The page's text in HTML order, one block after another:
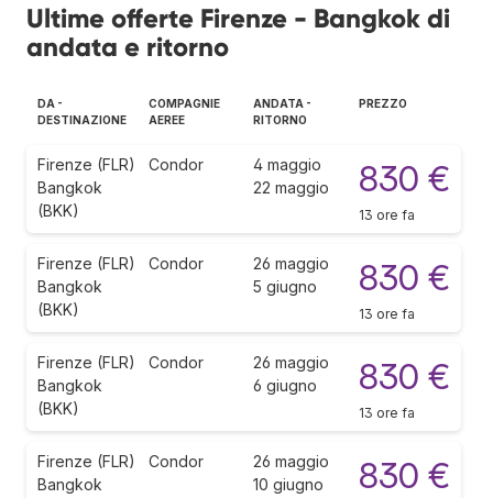
Ultime offerte Firenze - Bangkok di
andata e ritorno
DA -
DESTINAZIONE
COMPAGNIE
AEREE
ANDATA -
RITORNO
PREZZO
Firenze (FLR)
Bangkok
(BKK)
Condor
4 maggio
22 maggio
830 €
13 ore fa
Firenze (FLR)
Bangkok
(BKK)
Condor
26 maggio
5 giugno
830 €
13 ore fa
Firenze (FLR)
Bangkok
(BKK)
Condor
26 maggio
6 giugno
830 €
13 ore fa
Firenze (FLR)
Bangkok
Condor
26 maggio
10 giugno
830 €